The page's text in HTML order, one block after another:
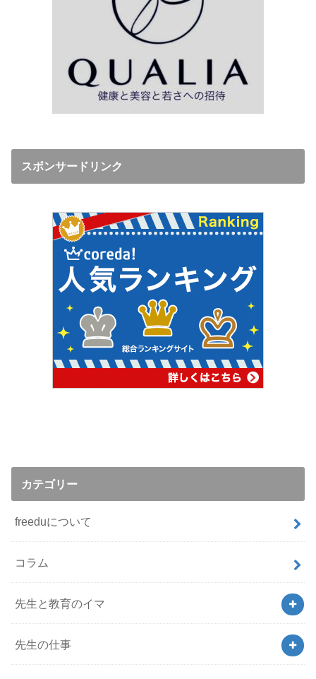
スボンサードリンク
カテゴリー
freeduについて
コラム
先生と教育のイマ
先生の仕事